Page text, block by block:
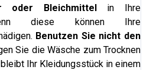
oder Bleichmittelin Ihre
diese können Ihre
Benutzen Sie nicht den
Sie die Wäsche zum Trocknen
Ihr Kleidungsstück in einem